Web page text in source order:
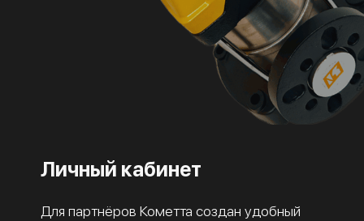
Личный кабинет
Для партнёров Кометта создан удобный